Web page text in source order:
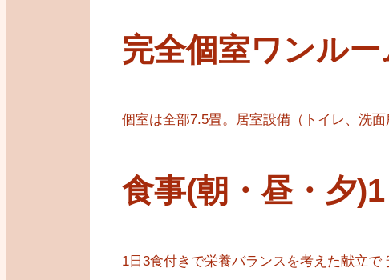
完全個室ワンル
個室は全部7.5畳。居室設備（トイレ、洗
食事(朝・昼・夕
1日3食付きで栄養バランスを考えた献立で